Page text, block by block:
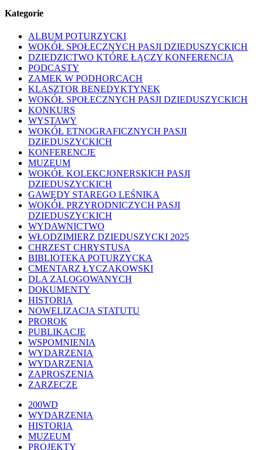
Kategorie
ALBUM POTURZYCKI
WOKÓŁ SPOŁECZNYCH PASJI DZIEDUSZYCKICH
DZIEDZICTWO KTÓRE ŁĄCZY KONFERENCJA
PODCASTY
ZAMEK W PODHORCACH
KLASZTOR BENEDYKTYNEK
WOKÓŁ SPOŁECZNYCH PASJI DZIEDUSZYCKICH
KONKURS
WYSTAWY
WOKÓŁ ETNOGRAFICZNYCH PASJI
DZIEDUSZYCKICH
KONFERENCJE
MUZEUM
WOKÓŁ KOLEKCJONERSKICH PASJI
DZIEDUSZYCKICH
GAWĘDY STAREGO LEŚNIKA
WOKÓŁ PRZYRODNICZYCH PASJI
DZIEDUSZYCKICH
WYDAWNICTWO
WŁODZIMIERZ DZIEDUSZYCKI 2025
CHRZEST CHRYSTUSA
BIBLIOTEKA POTURZYCKA
CMENTARZ ŁYCZAKOWSKI
DLA ZALOGOWANYCH
DOKUMENTY
HISTORIA
NOWELIZACJA STATUTU
PROROK
PUBLIKACJE
WSPOMNIENIA
WYDARZENIA
WYDARZENIA
ZAPROSZENIA
ZARZECZE
Close
Menu
200WD
WYDARZENIA
HISTORIA
MUZEUM
PROJEKTY